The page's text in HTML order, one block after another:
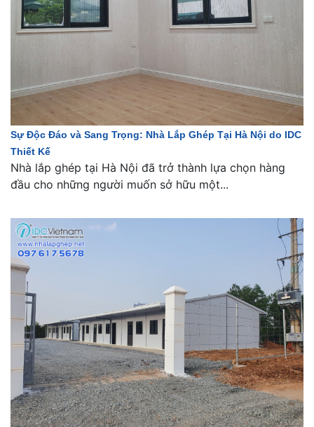
Sự Độc Đáo và Sang Trọng: Nhà Lắp Ghép Tại Hà Nội do IDC
Thiết Kế
Nhà lắp ghép tại Hà Nội đã trở thành lựa chọn hàng
đầu cho những người muốn sở hữu một...